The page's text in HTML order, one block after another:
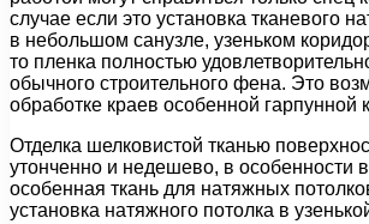
случае если это установка тканевого
в небольшом санузле, узеньком
то пленка полностью
обычного строительного фена. Это
обработке краев особенной гарпунной
Отделка шелковистой тканью
утонченно и недешево, в особенности
особенная ткань для натяжных
установка натяжного потолка в